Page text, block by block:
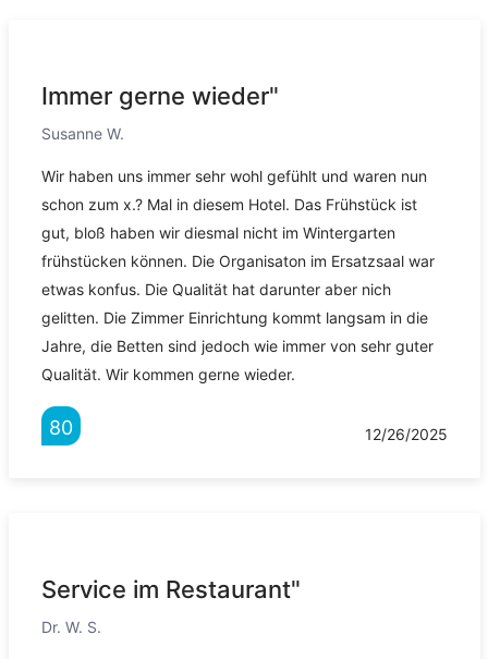
Immer gerne wieder"
Susanne W.
Wir haben uns immer sehr wohl gefühlt und waren nun
schon zum x.? Mal in diesem Hotel. Das Frühstück ist
gut, bloß haben wir diesmal nicht im Wintergarten
frühstücken können. Die Organisaton im Ersatzsaal war
etwas konfus. Die Qualität hat darunter aber nich
gelitten. Die Zimmer Einrichtung kommt langsam in die
Jahre, die Betten sind jedoch wie immer von sehr guter
Qualität. Wir kommen gerne wieder.
80 12/26/2025
Service im Restaurant"
Dr. W. S.